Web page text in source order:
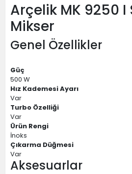
Arçelik MK 9250
Mikser
Genel Özellikler
Güç
500 W
Hız Kademesi Ayarı
Var
Turbo Özelliği
Var
Ürün Rengi
İnoks
Çıkarma Düğmesi
Var
Aksesuarlar